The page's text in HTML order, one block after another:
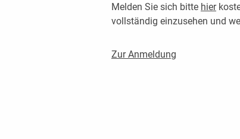
Melden Sie sich bitte hier
vollständig einzusehen und
Zur Anmeldung